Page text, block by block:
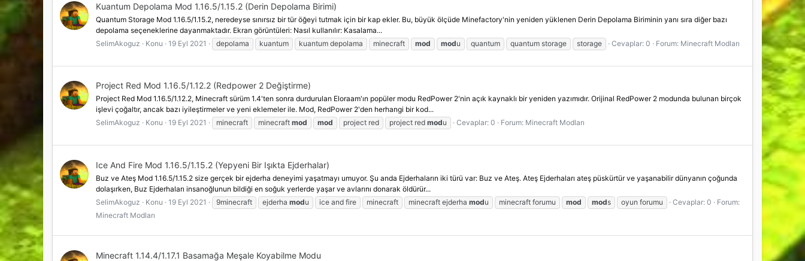
Kuantum Depolama Mod 1.16.5/1.15.2 (Derin Depolama Birimi)
Quantum Storage Mod 1.16.5/1.15.2, neredeyse sınırsız bir tür öğeyi tutmak için bir kap ekler. Bu, büyük ölçüde Minefactory'nin yeniden yüklenen Derin Depolama Biriminin yanı sıra diğer bazı
depolama seçeneklerine dayanmaktadır. Ekran görüntüleri: Nasıl kullanılır: Kasalama...
SelimAkoguz
Konu 19 Eyl 2021 depolama kuantum kuantum depolama minecraft mod modu quantum quantum storage storage Cevaplar: 0 Forum: Minecraft Modları
Project Red Mod 1.16.5/1.12.2 (Redpower 2 Değiştirme)
Project Red Mod 1.16.5/1.12.2, Minecraft sürüm 1.4'ten sonra durdurulan Eloraam'ın popüler modu RedPower 2'nin açık kaynaklı bir yeniden yazımıdır. Orijinal RedPower 2 modunda bulunan birçok
işlevi çoğaltır, ancak bazı iyileştirmeler ve yeni eklemeler ile. Mod, RedPower 2'den herhangi bir kod...
SelimAkoguz
Konu 19 Eyl 2021 minecraft minecraft mod mod project red project red modu Cevaplar: 0 Forum: Minecraft Modları
Ice And Fire Mod 1.16.5/1.15.2 (Yepyeni Bir Işıkta Ejderhalar)
Buz ve Ateş Mod 1.16.5/1.15.2 size gerçek bir ejderha deneyimi yaşatmayı umuyor. Şu anda Ejderhaların iki türü var: Buz ve Ateş. Ateş Ejderhaları ateş püskürtür ve yaşanabilir dünyanın çoğunda
dolaşırken, Buz Ejderhaları insanoğlunun bildiği en soğuk yerlerde yaşar ve avlarını donarak öldürür...
SelimAkoguz
Konu 19 Eyl 2021 9minecraft ejderha modu ice and fire minecraft minecraft ejderha modu minecraft forumu mod mods oyun forumu Cevaplar: 0
Forum:
Minecraft Modları
Minecraft 1.14.4/1.17.1 Basamağa Meşale Koyabilme Modu